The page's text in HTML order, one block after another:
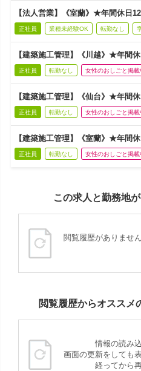
【法人営業】《室蘭》★年間休日
正社員 業種未経験OK 転勤なし
【建築施工管理】《川越》★年間
正社員 転勤なし 女性のおしごと掲載
【建築施工管理】《仙台》★年間
正社員 転勤なし 女性のおしごと掲載
【建築施工管理】《室蘭》★年間
正社員 転勤なし 女性のおしごと掲載
この求人と勤務地
閲覧履歴がありませ
閲覧履歴からオススメ
情報の読み
画面の更新をしても
経ってから